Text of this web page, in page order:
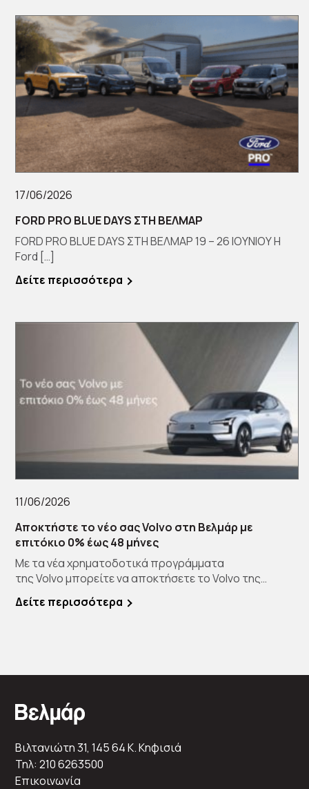
17/06/2026
FORD PRO BLUE DAYS ΣΤΗ ΒΕΛΜΑΡ
FORD PRO BLUE DAYS ΣΤΗ ΒΕΛΜΑΡ 19 – 26 ΙΟΥΝΙΟΥ Η
Ford […]
Δείτε περισσότερα
11/06/2026
Αποκτήστε το νέο σας Volvo στη Βελμάρ με
επιτόκιο 0% έως 48 μήνες
Με τα νέα χρηματοδοτικά προγράμματα
της Volvo μπορείτε να αποκτήσετε το Volvo της
επιλογής […]
Δείτε περισσότερα
Βιλτανιώτη 31, 145 64 K. Κηφισιά
Τηλ: 210 6263500
Επικοινωνία